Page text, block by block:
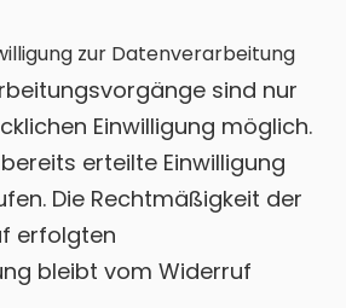
zur Datenverarbeitung
sind nur
Einwilligung möglich.
erteilte Einwilligung
Die Rechtmäßigkeit der
erfolgten
bleibt vom Widerruf